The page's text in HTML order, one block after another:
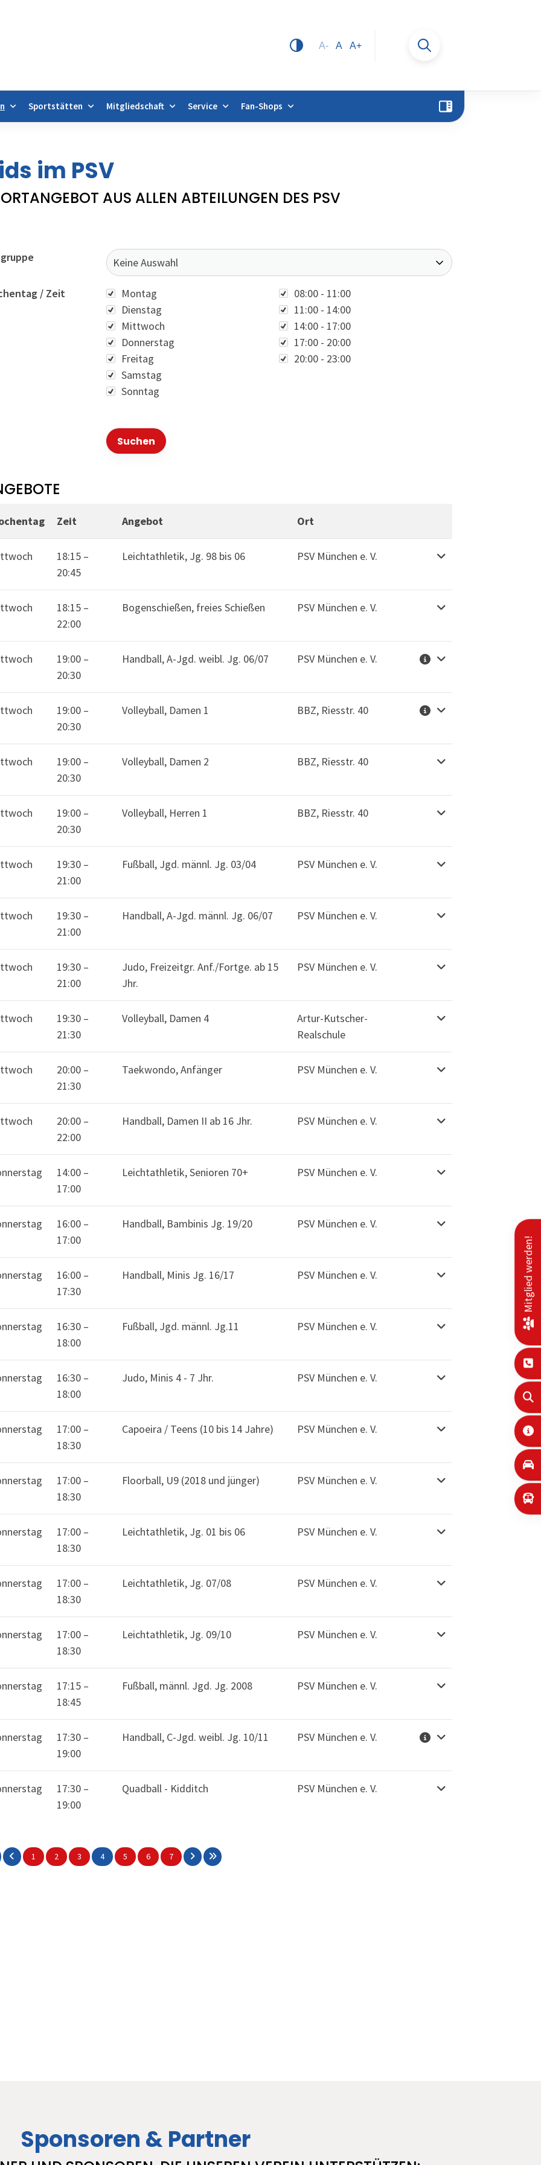
A- A A+
Sportstätten Mitgliedschaft Service Fan-Shops
& Abteilungen KIDS im PSV Sportangebot
im PSV
AUS ALLEN ABTEILUNGEN DES PSV
/ Zeit Wochentag
Montag
Dienstag
Mittwoch
Donnerstag
Freitag
Samstag
Sonntag
Zeit08:00 - 11:00
11:00 - 14:00
14:00 - 17:00
17:00 - 20:00
20:00 - 23:00
Zeit Angebot
Ort
Weitere Informationen
18:15–
20:45
Leichtathletik, Jg. 98 bis 06 PSV München e. V.
18:15–
22:00
Bogenschießen, freies Schießen PSV München e. V.
19:00–
20:30
Handball, A-Jgd. weibl. Jg. 06/07 PSV München e. V.
19:00–
20:30
Volleyball, Damen 1 BBZ, Riesstr. 40
19:00–
20:30
Volleyball, Damen 2 BBZ, Riesstr. 40
19:00–
20:30
Volleyball, Herren 1 BBZ, Riesstr. 40
19:30–
21:00
Fußball, Jgd. männl. Jg. 03/04 PSV München e. V.
19:30–
21:00
Handball, A-Jgd. männl. Jg. 06/07 PSV München e. V.
19:30–
21:00
Judo, Freizeitgr. Anf./Fortge. ab 15
Jhr.
PSV München e. V.
19:30–
21:30
Volleyball, Damen 4
Artur-Kutscher-
Realschule
20:00–
21:30
Taekwondo, Anfänger PSV München e. V.
20:00–
22:00
Handball, Damen II ab 16 Jhr. PSV München e. V.
14:00–
17:00
Leichtathletik, Senioren 70+ PSV München e. V.
16:00–
17:00
Handball, Bambinis Jg. 19/20 PSV München e. V.
16:00–
17:30
Handball, Minis Jg. 16/17 PSV München e. V.
16:30–
18:00
Fußball, Jgd. männl. Jg.11 PSV München e. V.
16:30–
18:00
Judo, Minis 4 - 7 Jhr. PSV München e. V.
17:00–
18:30
Capoeira / Teens (10 bis 14 Jahre) PSV München e. V.
17:00–
18:30
Floorball, U9 (2018 und jünger) PSV München e. V.
17:00–
18:30
Leichtathletik, Jg. 01 bis 06 PSV München e. V.
17:00–
18:30
Leichtathletik, Jg. 07/08 PSV München e. V.
17:00–
18:30
Leichtathletik, Jg. 09/10 PSV München e. V.
17:15–
18:45
Fußball, männl. Jgd. Jg. 2008 PSV München e. V.
17:30–
19:00
Handball, C-Jgd. weibl. Jg. 10/11 PSV München e. V.
17:30–
19:00
Quadball - Kidditch PSV München e. V.
1 2 3 4 5 6 7
Sponsoren & Partner
Mitglied werden!
Verein
Termine
Sportarten
Sportstätten
Mitgliedschaft
Service
Fan-Shop
Auf dem Laufenden bleiben und nichts
Newsletter anmelden!